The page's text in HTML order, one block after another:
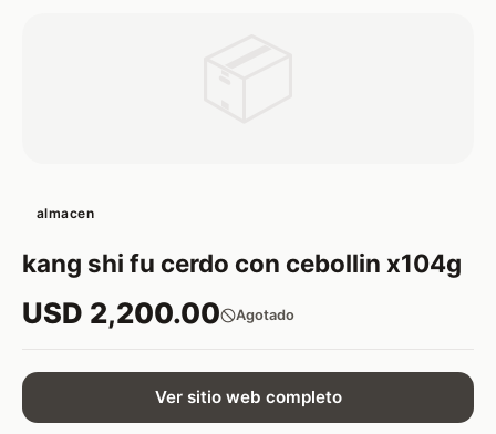
almacen
kang shi fu cerdo con cebollin x104g
USD 2,200.00 Agotado
Ver sitio web completo